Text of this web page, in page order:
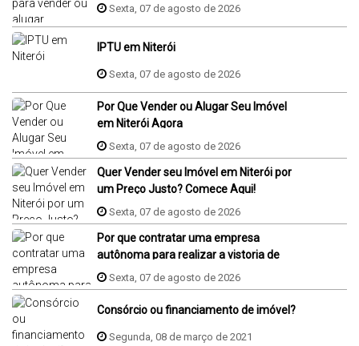
Sexta, 07 de agosto de 2026
IPTU em Niterói
Sexta, 07 de agosto de 2026
Por Que Vender ou Alugar Seu Imóvel
em Niterói Agora
Sexta, 07 de agosto de 2026
Quer Vender seu Imóvel em Niterói por
um Preço Justo? Comece Aqui!
Sexta, 07 de agosto de 2026
Por que contratar uma empresa
autônoma para realizar a vistoria de
imóvel?
Sexta, 07 de agosto de 2026
Consórcio ou financiamento de imóvel?
Segunda, 08 de março de 2021